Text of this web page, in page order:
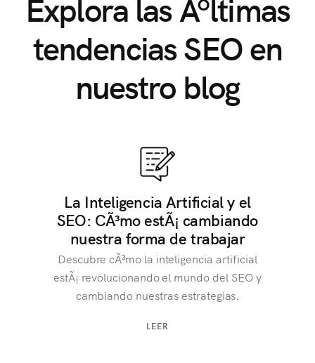
tendencias SEO en
nuestro blog
La Inteligencia Artificial y el
SEO: CÃ³mo estÃ¡ cambiando
nuestra forma de trabajar
Descubre cÃ³mo la inteligencia artificial
estÃ¡ revolucionando el mundo del SEO y
cambiando nuestras estrategias.
LEER